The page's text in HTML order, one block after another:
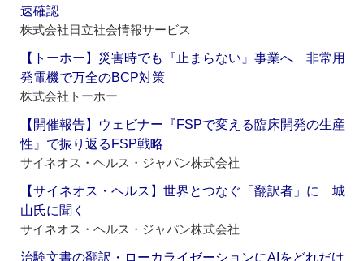
速確認
株式会社日立社会情報サービス
【トーホー】災害時でも『止まらない』事業へ 非常用
発電機で万全のBCP対策
株式会社トーホー
【開催報告】ウェビナー『FSPで変える臨床開発の生産
性』で振り返るFSP戦略
サイネオス・ヘルス・ジャパン株式会社
【サイネオス・ヘルス】世界とつなぐ「翻訳者」に 城
山氏に聞く
サイネオス・ヘルス・ジャパン株式会社
治験文書の翻訳・ローカライゼーションにAIをどれだけ